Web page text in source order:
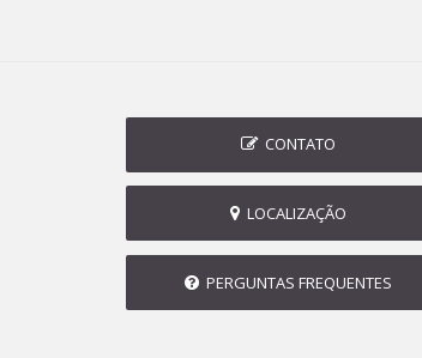
CONTATO
LOCALIZAÇÃO
PERGUNTAS FREQUENTES